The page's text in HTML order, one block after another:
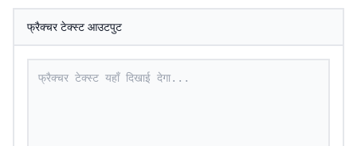
फ्रैक्चर टेक्स्ट आउटपुट